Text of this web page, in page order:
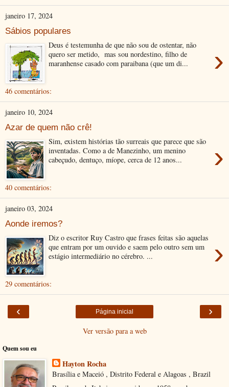
janeiro 17, 2024
Sábios populares
›
Deus é testemunha de que não sou de ostentar, não
quero ser metido, mas sou nordestino, filho de
maranhense casado com paraibana (que um di...
46 comentários:
janeiro 10, 2024
Azar de quem não crê!
›
Sim, existem histórias tão surreais que parece que são
inventadas. Como a de Manezinho, um menino
cabeçudo, dentuço, míope, cerca de 12 anos...
40 comentários:
janeiro 03, 2024
Aonde iremos?
›
Diz o escritor Ruy Castro que frases feitas são aquelas
que entram por um ouvido e saem pelo outro sem um
estágio intermediário no cérebro. ...
29 comentários:
‹ ›
Página inicial
Ver versão para a web
Quem sou eu
Hayton Rocha
Brasília e Maceió , Distrito Federal e Alagoas , Brazil